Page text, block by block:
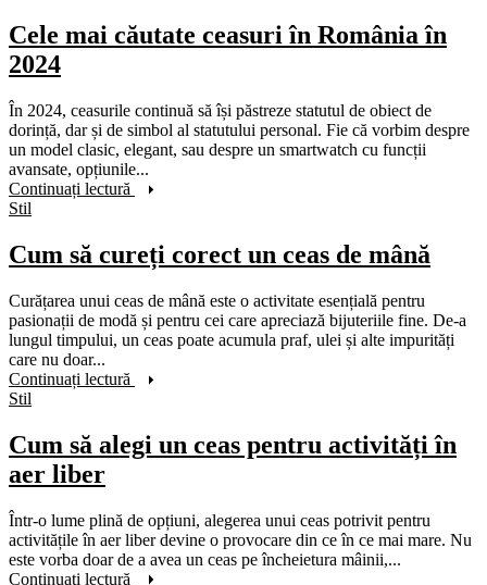
Cele mai căutate ceasuri în România în
2024
În 2024, ceasurile continuă să își păstreze statutul de obiect de
dorință, dar și de simbol al statutului personal. Fie că vorbim despre
un model clasic, elegant, sau despre un smartwatch cu funcții
avansate, opțiunile...
Continuați lectură
Stil
Cum să cureți corect un ceas de mână
Curățarea unui ceas de mână este o activitate esențială pentru
pasionații de modă și pentru cei care apreciază bijuteriile fine. De-a
lungul timpului, un ceas poate acumula praf, ulei și alte impurități
care nu doar...
Continuați lectură
Stil
Cum să alegi un ceas pentru activități în
aer liber
Într-o lume plină de opțiuni, alegerea unui ceas potrivit pentru
activitățile în aer liber devine o provocare din ce în ce mai mare. Nu
este vorba doar de a avea un ceas pe încheietura mâinii,...
Continuați lectură